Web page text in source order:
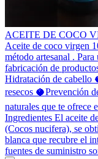
ACEITE DE COCO
Aceite de coco virgen
método artesanal .
fabricación de
Hidratación de cabello
resecos 🥥Prevención
naturales que te ofrece
Ingredientes El aceite
(Cocos nucifera), se
blanca que recubre el
fuentes de suministro